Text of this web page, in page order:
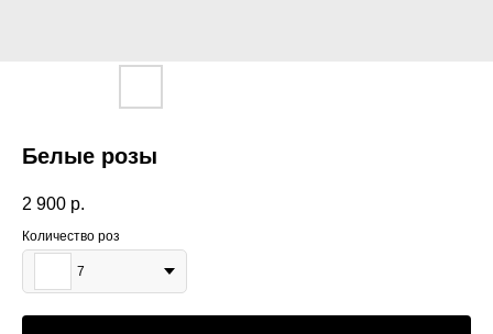
Белые розы
2 900 р.
Количество роз
7